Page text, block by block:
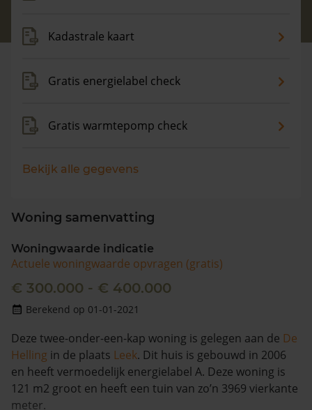
Kadastrale kaart
Gratis energielabel check
Gratis warmtepomp check
Bekijk alle gegevens
Woning samenvatting
Woningwaarde indicatie
Actuele woningwaarde opvragen (gratis)
€ 300.000 - € 400.000
Berekend op 01-01-2021
Deze twee-onder-een-kap woning is gelegen aan de De
Helling in de plaats Leek. Dit huis is gebouwd in 2006
en heeft vermoedelijk energielabel A. Deze woning is
121 m2 groot en heeft een tuin van zo’n 3969 vierkante
meter.